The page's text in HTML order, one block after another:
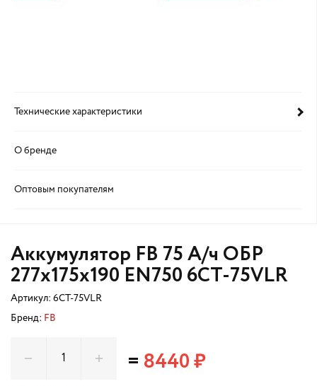
Технические характеристики
О бренде
Оптовым покупателям
Аккумулятор FB 75 А/ч ОБР
277х175х190 EN750 6CT-75VLR
Артикул: 6CT-75VLR
Бренд: FB
= 8440 ₽